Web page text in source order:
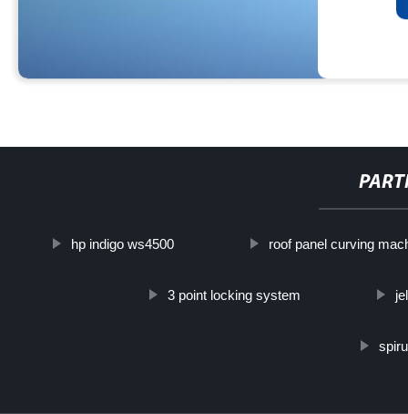
hp indigo ws4500 roof panel curving
3 point locking system